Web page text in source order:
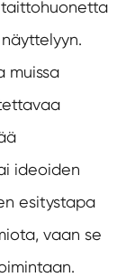
taittohuonetta
muissa
ideoiden
esitystapa
vaan se